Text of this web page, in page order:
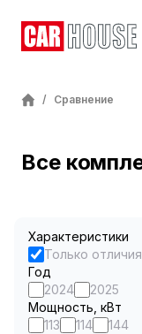
/ Сравнение
Все
Характеристики
Только отличия
Год
2024
2025
Мощность, кВт
113
114
144